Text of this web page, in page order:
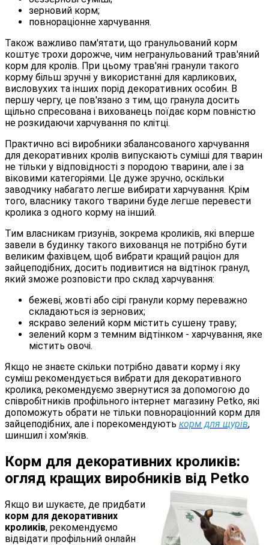
зерновий корм;
повнораціонне харчування.
Також важливо пам'ятати, що гранульований корм
коштує трохи дорожче, чим негранульований трав'яний
корм для кролів. При цьому трав'яні гранули такого
корму більш зручні у використанні для карликових,
висловухих та інших порід декоративних особин. В
першу чергу, це пов'язано з тим, що гранула досить
щільно спресована і вихованець поїдає корм повністю
не розкидаючи харчування по клітці.
Практично всі виробники збалансованого харчування
для декоративних кролів випускають суміші для тварин
не тільки у відповідності з породою тварини, але і за
віковими категоріями. Це дуже зручно, оскільки
заводчику набагато легше вибирати харчування. Крім
того, власнику такого тварини буде легше перевести
кролика з одного корму на інший.
Тим власникам гризунів, зокрема кроликів, які вперше
завели в будинку такого вихованця не потрібно бути
великим фахівцем, щоб вибрати кращий раціон для
зайцеподібних, досить подивитися на відтінок гранул,
який зможе розповісти про склад харчування:
бежеві, жовті або сірі гранули корму переважно
складаються із зернових;
яскраво зелений корм містить сушену траву;
зелений корм з темним відтінком - харчування, яке
містить овочі.
Якщо не знаєте скільки потрібно давати корму і яку
суміш рекомендується вибрати для декоративного
кролика, рекомендуємо звернутися за допомогою до
співробітників профільного інтернет магазину Petko, які
допоможуть обрати не тільки повнораціонний корм для
зайцеподібних, але і порекомендують корм для щурів,
шиншил і хом'яків.
Корм для декоративних кроликів:
огляд кращих виробників від Petko
Якщо ви шукаєте, де придбати
корм для декоративних
кроликів, рекомендуємо
відвідати профільний онлайн